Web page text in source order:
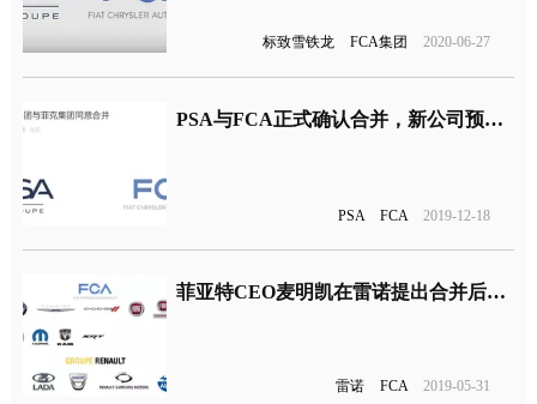
标致雪铁龙 FCA集团 2020-06-27
PSA与FCA正式确认合并，新公司预计在2021年正式运营
PSA FCA 2019-12-18
菲亚特CEO麦明凯在雷诺提出合并后出售手中FCA股票
雷诺 FCA 2019-05-31